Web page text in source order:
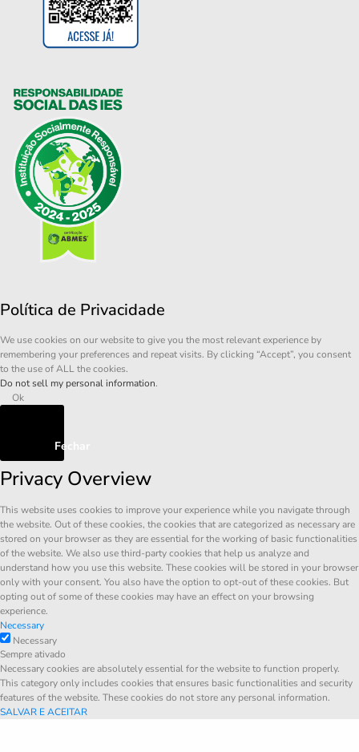
Política de Privacidade
We use cookies on our website to give you the most relevant experience by
remembering your preferences and repeat visits. By clicking “Accept”, you consent
to the use of ALL the cookies.
Do not sell my personal information.
Ok
Fechar
Privacy Overview
This website uses cookies to improve your experience while you navigate through
the website. Out of these cookies, the cookies that are categorized as necessary are
stored on your browser as they are essential for the working of basic functionalities
of the website. We also use third-party cookies that help us analyze and
understand how you use this website. These cookies will be stored in your browser
only with your consent. You also have the option to opt-out of these cookies. But
opting out of some of these cookies may have an effect on your browsing
experience.
Necessary
Necessary
Sempre ativado
Necessary cookies are absolutely essential for the website to function properly.
This category only includes cookies that ensures basic functionalities and security
features of the website. These cookies do not store any personal information.
SALVAR E ACEITAR